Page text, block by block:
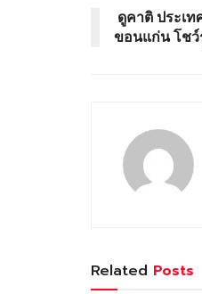
ดูคาติ ประเท
ขอนแก่น โช
Related Posts